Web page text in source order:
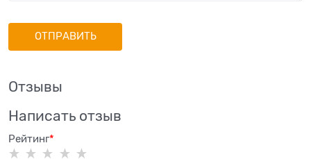
Отзывы
Написать отзыв
Рейтинг